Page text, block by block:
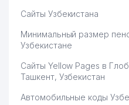
Сайты Узбекистана
Минимальный размер
Узбекистане
Сайты Yellow Pages в
Ташкент, Узбекистан
Автомобильные коды